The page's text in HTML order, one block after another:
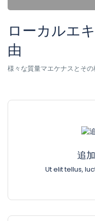
ローカルエ
由
様々な質量マエケナスとそ
追
Ut elit tellus,